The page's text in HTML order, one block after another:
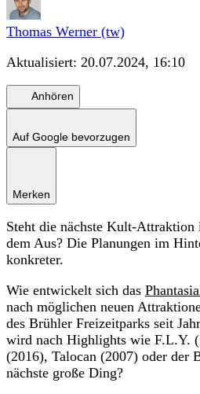
Thomas Werner (tw)
Aktualisiert: 20.07.2024, 16:10
Anhören
Auf Google bevorzugen
Merken
Steht die nächste Kult-Attraktion
dem Aus? Die Planungen im
konkreter.
Wie entwickelt sich das
nach möglichen neuen
des Brühler Freizeitparks seit
wird nach Highlights wie F.L.Y.
(2016), Talocan (2007) oder der
nächste große Ding?